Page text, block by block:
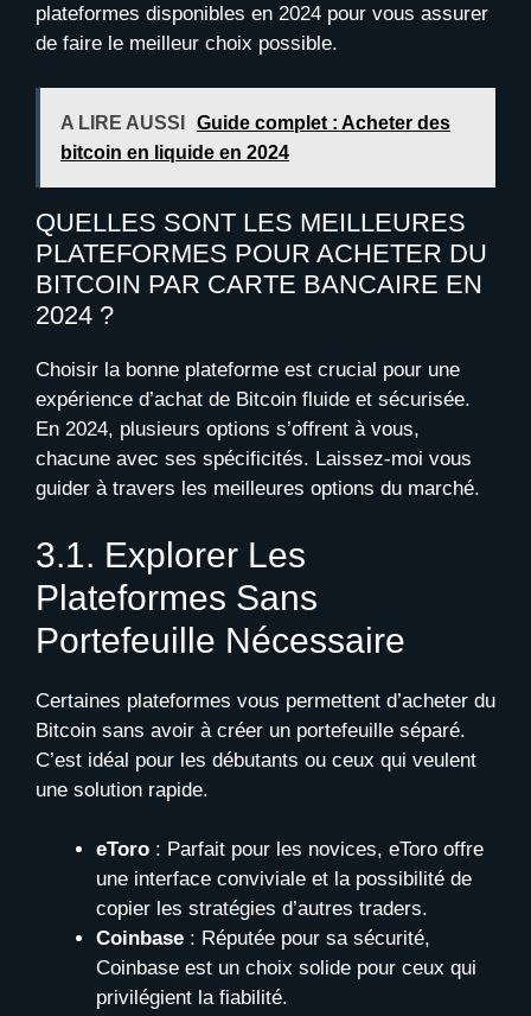
plateformes disponibles en 2024 pour vous assurer
de faire le meilleur choix possible.
A LIRE AUSSI
Guide complet : Acheter des
bitcoin en liquide en 2024
QUELLES SONT LES MEILLEURES
PLATEFORMES POUR ACHETER DU
BITCOIN PAR CARTE BANCAIRE EN
2024 ?
Choisir la bonne plateforme est crucial pour une
expérience d’achat de Bitcoin fluide et sécurisée.
En 2024, plusieurs options s’offrent à vous,
chacune avec ses spécificités. Laissez-moi vous
guider à travers les meilleures options du marché.
3.1. Explorer Les
Plateformes Sans
Portefeuille Nécessaire
Certaines plateformes vous permettent d’acheter du
Bitcoin sans avoir à créer un portefeuille séparé.
C’est idéal pour les débutants ou ceux qui veulent
une solution rapide.
eToro : Parfait pour les novices, eToro offre
une interface conviviale et la possibilité de
copier les stratégies d’autres traders.
Coinbase : Réputée pour sa sécurité,
Coinbase est un choix solide pour ceux qui
privilégient la fiabilité.